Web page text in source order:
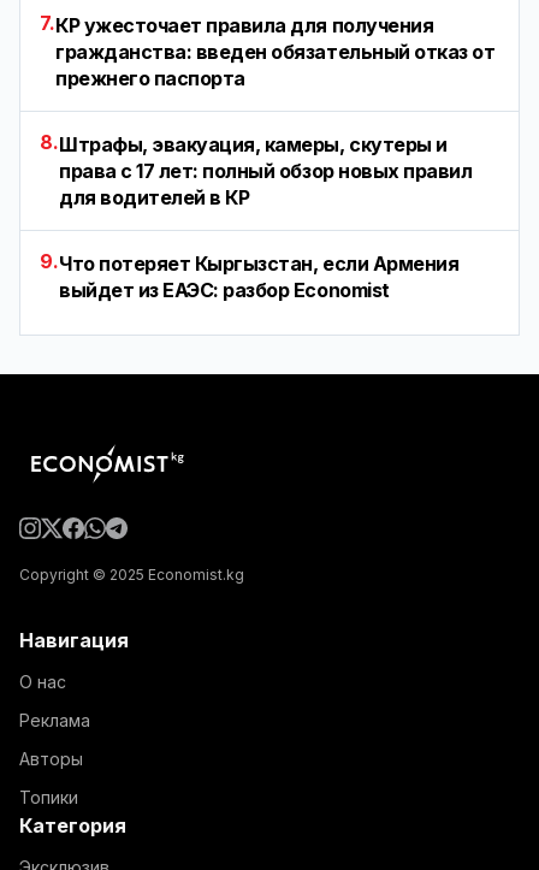
7.КР ужесточает правила для получения
гражданства: введен обязательный отказ от
прежнего паспорта
8.Штрафы, эвакуация, камеры, скутеры и
права с 17 лет: полный обзор новых правил
для водителей в КР
9.Что потеряет Кыргызстан, если Армения
выйдет из ЕАЭС: разбор Economist
Copyright © 2025 Economist.kg
Навигация
О нас
Реклама
Авторы
Топики
Категория